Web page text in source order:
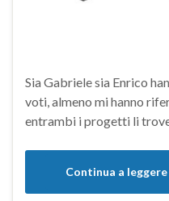
Sia Gabriele sia Enrico
voti, almeno mi hanno
entrambi i progetti li
Continua a leggere